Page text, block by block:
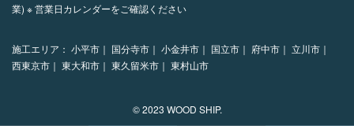
業) ※ 営業日カレンダーをご確認ください
施工エリア： 小平市｜ 国分寺市｜ 小金井市｜ 国立市｜ 府中市｜ 立川市｜
西東京市｜ 東大和市｜ 東久留米市｜ 東村山市
© 2023 WOOD SHIP.